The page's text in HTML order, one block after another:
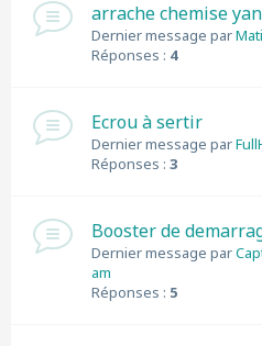
arrache chemise
Dernier message par
Réponses : 4
Ecrou à sertir
Dernier message par
Réponses : 3
Booster de
Dernier message par
am
Réponses : 5